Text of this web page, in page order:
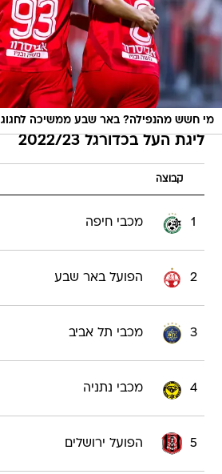
מי חשש מהנפילה? באר שבע ממשיכה לחגוג
ליגת העל בכדורגל 2022/23
קבוצה
1 מכבי חיפה
2 הפועל באר שבע
3 מכבי תל אביב
4 מכבי נתניה
5 הפועל ירושלים